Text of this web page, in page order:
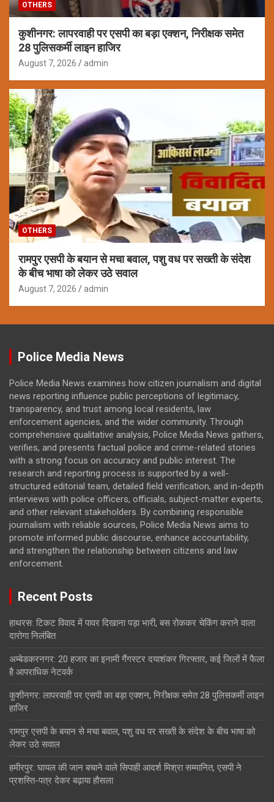
OTHERS
कुशीनगर: लापरवाही पर एसपी का बड़ा एक्शन, निरीक्षक समेत
28 पुलिसकर्मी लाइन हाजिर
August 7, 2026 admin
OTHERS
रामपुर एसपी के बयान से मचा बवाल, पशु वध पर सख्ती के संदेश
के बीच भाषा को लेकर उठे सवाल
August 7, 2026 admin
Police Media News
Police Media News examines how citizen journalism and digital
news reporting influence public perceptions of legitimacy,
transparency, and trust among local residents, law
enforcement agencies, and the wider community. Through
comprehensive qualitative analysis, Police Media News gathers,
verifies, and presents factual police and crime-related stories
with a strong focus on accuracy and public interest. The
research and reporting process is supported by a well-
structured editorial team, detailed field verification, and in-depth
interviews with police officers, officials, subject-matter experts,
and other relevant stakeholders. By combining responsible
journalism with reliable sources, Police Media News aims to
promote informed public discourse, enhance accountability,
and strengthen the relationship between citizens and law
enforcement.
Recent Posts
हाथरस: टिकट विवाद में पावर दिखाना पड़ा भारी, बस रोककर चेकिंग कराने वाला
दारोगा निलंबित
अम्बेडकरनगर: 20 हजार का इनामी गैंगस्टर दयाशंकर गिरफ्तार, कई जिलों में फैला
है आपराधिक नेटवर्क
कुशीनगर: लापरवाही पर एसपी का बड़ा एक्शन, निरीक्षक समेत 28 पुलिसकर्मी लाइन
हाजिर
रामपुर एसपी के बयान से मचा बवाल, पशु वध पर सख्ती के संदेश के बीच भाषा को
लेकर उठे सवाल
हमीरपुर: घायल की जान बचाने वाले सिपाही आदर्श मिश्रा सम्मानित, एसपी ने
प्रशस्ति-पत्र देकर बढ़ाया हौसला